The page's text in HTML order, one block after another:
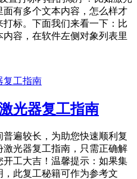
有多个文本内容，怎么样才
标。下面我们来看一下：比
容，在软件左侧对象列表里
光器复工指南
遍较长，为助您快速顺利复
光器复工指南，只需正确解
工大吉！温馨提示：如果集
此复工秘籍可作为参考文